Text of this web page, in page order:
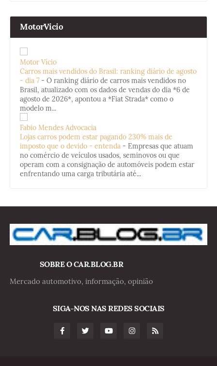
MotorVicio
Motor Vício
Carros mais vendidos do Brasil: ranking diário de agosto
- dia 7 - O ranking diário de carros mais vendidos no
Brasil, atualizado com os dados de vendas do dia *6 de
agosto de 2026*, apontou a *Fiat Strada* como o
modelo m...
Fabio Mendes Advocacia
Lojas carros podem estar pagando 230% mais de
imposto que o devido - entenda - Empresas que atuam
no comércio de veículos usados, seminovos ou que
operam com a consignação de automóveis podem estar
enfrentando uma carga tributária até...
SOBRE O CAR.BLOG.BR
Mercado automotivo, informação, opinião
SIGA-NOS NAS REDES SOCIAIS